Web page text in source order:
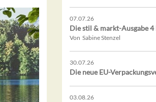
07.07.26
Die stil & markt-Ausgabe 4
Von Sabine Stenzel
30.07.26
Die neue EU-
03.08.26